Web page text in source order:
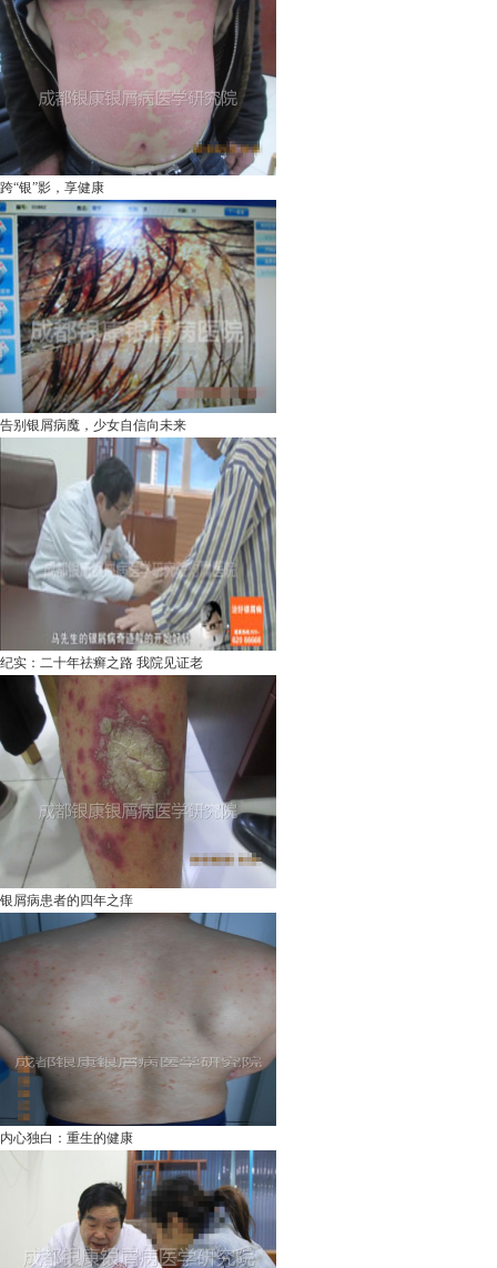
跨“银”影，享健康
告别银屑病魔，少女自信向未来
纪实：二十年祛癣之路 我院见证老
银屑病患者的四年之痒
内心独白：重生的健康